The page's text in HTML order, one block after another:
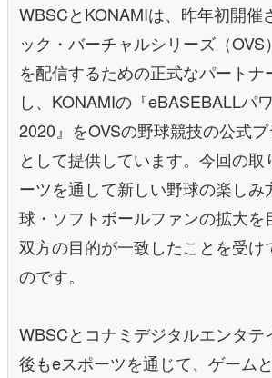
WBSCとKONAMIは、昨年初開催
ック・バーチャルシリーズ（
を配信するための正式なパートナ
し、KONAMIの『eBASEBALLパ
2020』をOVSの野球競技の公式
として提供しています。今回の取
ーツを通して新しい野球の楽しみ
球・ソフトボールファンの拡大を
双方の目的が一致したことを受け
のです。
WBSCとコナミデジタルエンタテ
後もeスポーツを通じて、ゲーム